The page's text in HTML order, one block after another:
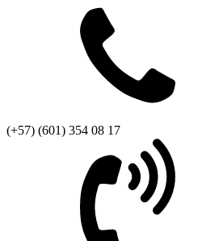
(+57) (601) 354 08 17